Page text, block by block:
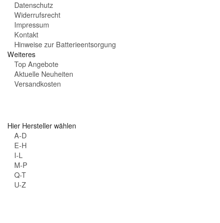
Datenschutz
Widerrufsrecht
Impressum
Kontakt
Hinweise zur Batterieentsorgung
Weiteres
Top Angebote
Aktuelle Neuheiten
Versandkosten
Hier Hersteller wählen
A-D
E-H
I-L
M-P
Q-T
U-Z